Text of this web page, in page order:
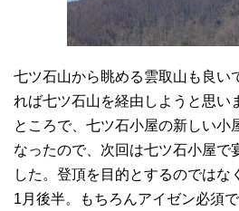
七ツ石山から眺める雲取山も良い
れば七ツ石山を経由しようと思い
ところで、七ツ石小屋の新しい小
なったので、次回は七ツ石小屋で
した。登頂を目的とするのではな
1月後半。もちろんアイゼン必須